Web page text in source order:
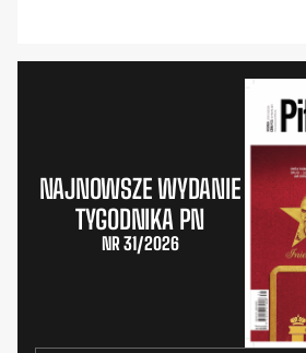
NAJNOWSZE WYDANIE
TYGODNIKA PN
NR 31/2026